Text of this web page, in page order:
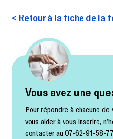
< Retour à la fiche de la
Vous avez une
Pour répondre à chacune
vous aider à vous inscrire,
contacter au 07-62-91-58-